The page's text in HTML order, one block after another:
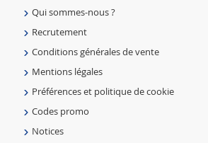
Qui sommes-nous ?
Recrutement
Conditions générales de vente
Mentions légales
Préférences et politique de cookie
Codes promo
Notices